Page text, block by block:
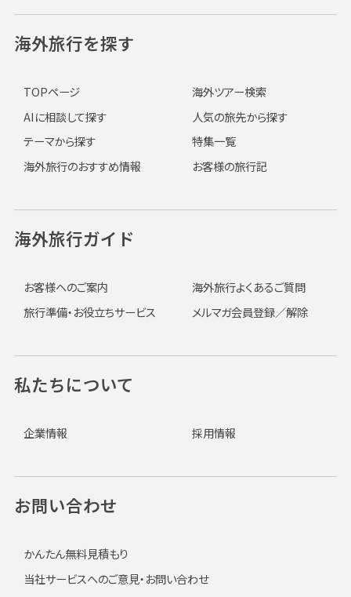
海外旅行を探す
TOPページ
海外ツアー検索
AIに相談して探す
人気の旅先から探す
テーマから探す
特集一覧
海外旅行のおすすめ情報
お客様の旅行記
海外旅行ガイド
お客様へのご案内
海外旅行よくあるご質問
旅行準備・お役立ちサービス
メルマガ会員登録／解除
私たちについて
企業情報 採用情報
お問い合わせ
かんたん無料見積もり
当社サービスへのご意見・お問い合わせ